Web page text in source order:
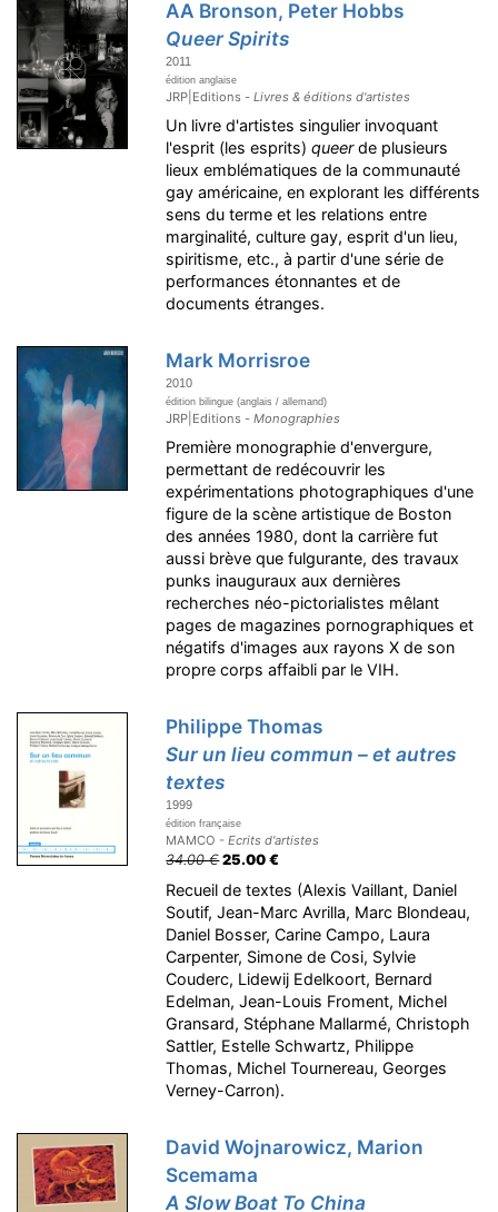
AA Bronson, Peter Hobbs
Queer Spirits
2011
édition anglaise
JRP|Editions -Livres & éditions d'artistes
Un livre d'artistes singulier invoquant
l'esprit (les esprits)queerde plusieurs
lieux emblématiques de la communauté
gay américaine, en explorant les différents
sens du terme et les relations entre
marginalité, culture gay, esprit d'un lieu,
spiritisme, etc., à partir d'une série de
performances étonnantes et de
documents étranges.
Mark Morrisroe
2010
édition bilingue (anglais / allemand)
JRP|Editions -Monographies
Première monographie d'envergure,
permettant de redécouvrir les
expérimentations photographiques d'une
figure de la scène artistique de Boston
des années 1980, dont la carrière fut
aussi brève que fulgurante, des travaux
punks inauguraux aux dernières
recherches néo-pictorialistes mêlant
pages de magazines pornographiques et
négatifs d'images aux rayons X de son
propre corps affaibli par le VIH.
Philippe Thomas
Sur un lieu commun – et autres
textes
1999
édition française
MAMCO -Ecrits d'artistes
34.00 €25.00 €
Recueil de textes (Alexis Vaillant, Daniel
Soutif, Jean-Marc Avrilla, Marc Blondeau,
Daniel Bosser, Carine Campo, Laura
Carpenter, Simone de Cosi, Sylvie
Couderc, Lidewij Edelkoort, Bernard
Edelman, Jean-Louis Froment, Michel
Gransard, Stéphane Mallarmé, Christoph
Sattler, Estelle Schwartz, Philippe
Thomas, Michel Tournereau, Georges
Verney-Carron).
David Wojnarowicz, Marion
Scemama
A Slow Boat To China